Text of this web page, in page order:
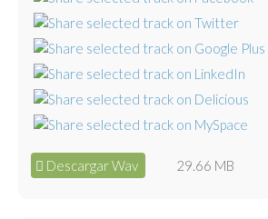
Descargar Wav 29.66 MB